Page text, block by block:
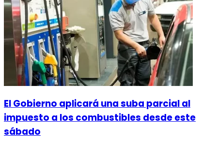
El Gobierno aplicará una suba parcial al
impuesto a los combustibles desde este
sábado